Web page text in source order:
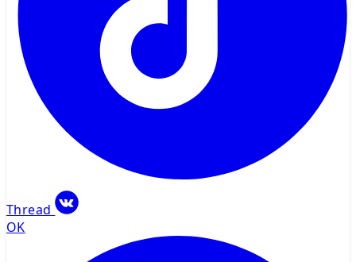
Thread
OK